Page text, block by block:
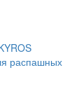
распашных